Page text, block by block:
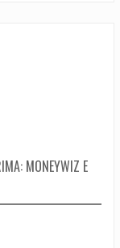
MONEYWIZ E